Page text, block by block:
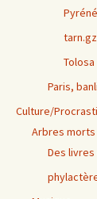
tarn.gz
Tolosa
Paris,
Culture/
Arbres
Des